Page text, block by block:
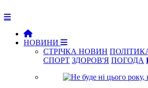
НОВИНИ
СТРІЧКА НОВИН
СПОРТ ЗДОРОВ'Я ПОГОДА